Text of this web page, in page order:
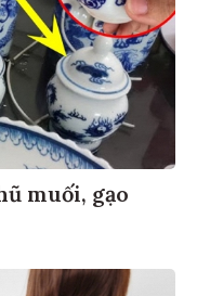
muối, gạo